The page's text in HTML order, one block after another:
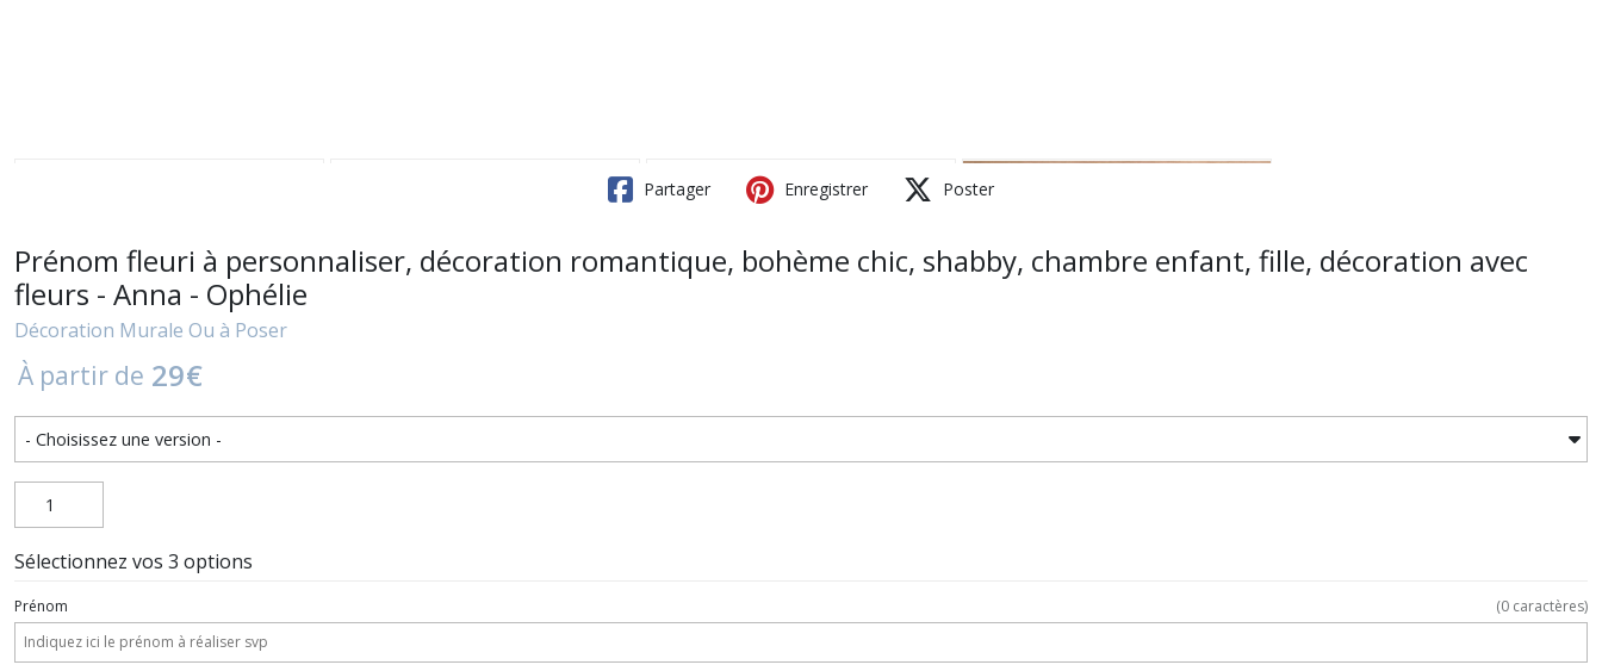
Partager Enregistrer Poster
Prénom fleuri à personnaliser, décoration romantique, bohème chic, shabby, chambre enfant, fille, décoration avec
fleurs - Anna - Ophélie
Décoration Murale Ou à Poser
À partir de 29€
Sélectionnez vos 3 options
Prénom (0 caractères)